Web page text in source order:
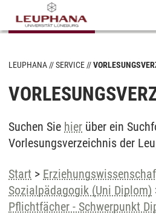
LEUPHANA SERVICE
Suchen Sie hier über ein
Vorlesungsverzeichnis der
Start >
Sozialpädagogik (Uni Diplom)
Pflichtfächer - Schwerpunkt